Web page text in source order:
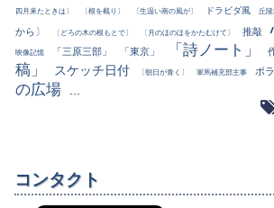
四月来たときは〕 〔根を截り〕 〔生温い南の風が〕 ドラビダ風 丘
から〕
〔どろの木の根もとで〕 〔月のほのほをかたむけて〕 推敲
映像記憶 「三原三部」 「東京」 「詩ノート」
稿」
スケッチ日付 〔朝日が青く〕 軍馬補充部主事 ポ
の広場
コンタクト